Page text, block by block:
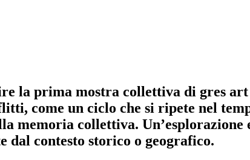
la prima mostra collettiva di gres
come un ciclo che si ripete nel
memoria collettiva.
dal contesto storico o geografico.